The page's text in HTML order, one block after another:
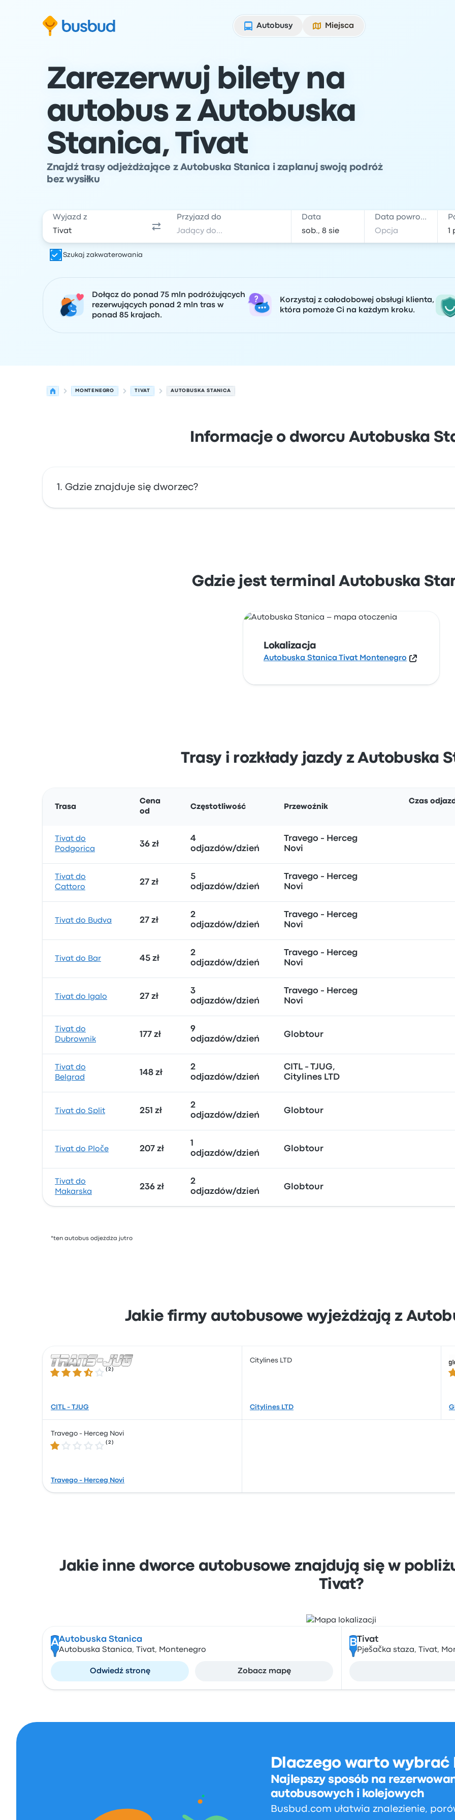
Autobusy
Miejsca
Zarezerwuj bilety na
autobus z Autobuska
Stanica, Tivat
Znajdź trasy odjeżdżające z Autobuska Stanica i zaplanuj swoją podróż
bez wysiłku
Wyjazd z Przyjazd do Data Data powrotu
Szukaj zakwaterowania
Dołącz do ponad 75 mln podróżujących
rezerwujących ponad 2 mln tras w
ponad 85 krajach.
Korzystaj z całodobowej obsługi klienta,
która pomoże Ci na każdym kroku.
MONTENEGRO TIVAT AUTOBUSKA STANICA
Informacje o dworcu Autobuska
Gdzie znajduje się dworzec?
Gdzie jest terminal Autobuska
Lokalizacja
Autobuska Stanica Tivat Montenegro
Trasy i rozkłady jazdy z Autobuska
Trasa
Cena
od
Częstotliwość Przewoźnik
Czas
Tivat do
Podgorica
36 zł
4
odjazdów/dzień
Travego - Herceg
Novi
Tivat do
Cattoro
27 zł
5
odjazdów/dzień
Travego - Herceg
Novi
Tivat do Budva 27 zł
2
odjazdów/dzień
Travego - Herceg
Novi
Tivat do Bar 45 zł
2
odjazdów/dzień
Travego - Herceg
Novi
Tivat do Igalo 27 zł
3
odjazdów/dzień
Travego - Herceg
Novi
Tivat do
Dubrownik
177 zł
9
odjazdów/dzień
Globtour
Tivat do
Belgrad
148 zł
2
odjazdów/dzień
CITL - TJUG,
Citylines LTD
Tivat do Split 251 zł
2
odjazdów/dzień
Globtour
Tivat do Ploče 207 zł
1
odjazdów/dzień
Globtour
Tivat do
Makarska
236 zł
2
odjazdów/dzień
Globtour
*ten autobus odjeżdża jutro
Jakie firmy autobusowe wyjeżdżają z
3.5 gwiazdek w skali do 5
( 2 )
CITL - TJUG
Citylines LTD
Citylines LTD
Travego - Herceg Novi
1.0 gwiazdek w skali do 5
( 2 )
Travego - Herceg Novi
Jakie inne dworce autobusowe znajdują się w
Tivat?
AAutobuska Stanica
Autobuska Stanica, Tivat, Montenegro
Odwiedź stronę Zobacz mapę
B Tivat
Pješačka staza, Tivat,
Dlaczego warto wybrać
Najlepszy sposób na
autobusowych i kolejowych
Busbud.com ułatwia znalezienie,